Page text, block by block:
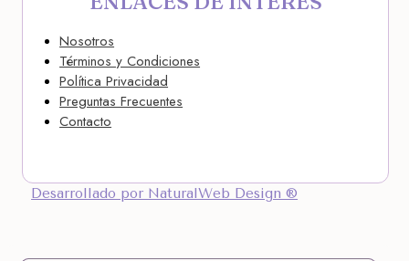
Nosotros
Términos y Condiciones
Política Privacidad
Preguntas Frecuentes
Contacto
Desarrollado por NaturalWeb Design ®